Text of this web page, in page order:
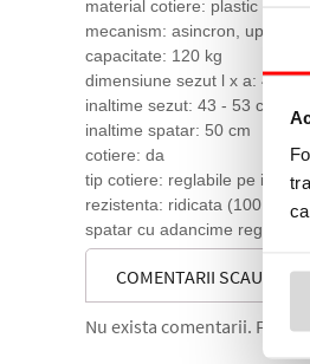
material cotiere: plastic
mecanism: asincron, up-down
capacitate: 120 kg
dimensiune sezut l x a: 47 x
inaltime sezut: 43 - 53 cm
inaltime spatar: 50 cm
cotiere: da
tip cotiere: reglabile pe
rezistenta: ridicata (100.000
spatar cu adancime
COMENTARII SCAUN DE
Nu exista comentarii. Fii